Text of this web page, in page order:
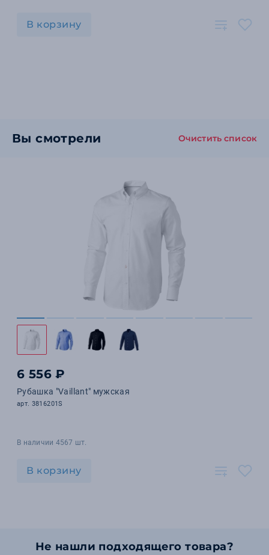
В корзину
Вы смотрели Очистить список
6 556 ₽
Рубашка "Vaillant" мужская
арт. 3816201S
В наличии 4567 шт.
В корзину
Не нашли подходящего товара?